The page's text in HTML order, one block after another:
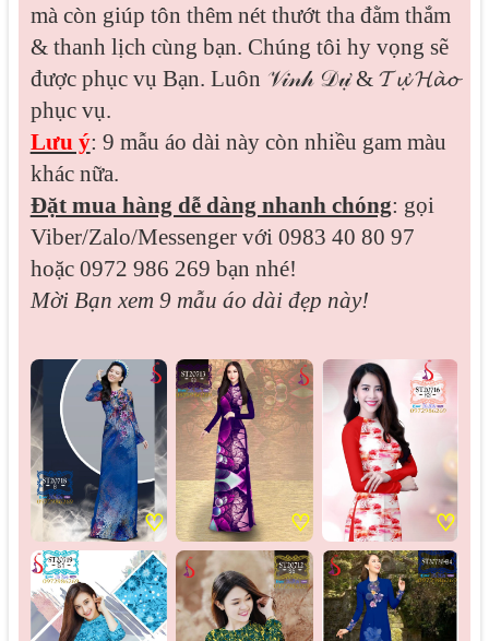
mà còn giúp tôn thêm nét thướt tha đằm thắm
& thanh lịch cùng bạn. Chúng tôi hy vọng sẽ
được phục vụ Bạn. Luôn 𝒱𝒾𝓃𝒽 𝒟𝓊̛̣ & 𝓣𝓾̛̣ 𝓗𝓪̀𝓸
phục vụ.
Lưu ý: 9 mẫu áo dài này còn nhiều gam màu
khác nữa.
Đặt mua hàng dễ dàng nhanh chóng: gọi
Viber/Zalo/Messenger với 0983 40 80 97
hoặc 0972 986 269 bạn nhé!
Mời Bạn xem 9 mẫu áo dài đẹp này!
♡ ♡ ♡